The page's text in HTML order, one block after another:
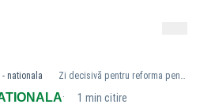
nationala Zi decisivă pentru reforma pensiilor speciale: CSM ar putea aviza proiectul lui Bolojan
· 1 min citire